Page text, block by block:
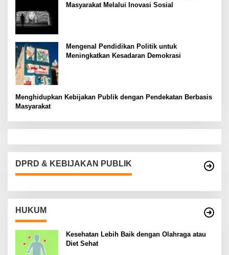
Masyarakat Melalui Inovasi Sosial
Mengenal Pendidikan Politik untuk
Meningkatkan Kesadaran Demokrasi
Menghidupkan Kebijakan Publik dengan Pendekatan Berbasis
Masyarakat
DPRD & KEBIJAKAN PUBLIK
HUKUM
Kesehatan Lebih Baik dengan Olahraga atau
Diet Sehat